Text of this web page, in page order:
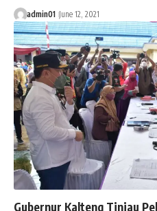
admin01 June 12, 2021
Gubernur Kalteng Tinjau